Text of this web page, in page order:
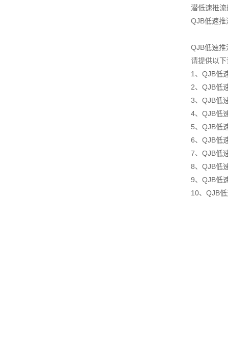
潜低速推
QJB低速
QJB低速
请提供以
1、QJB低
2、QJB低
3、QJB低
4、QJB低
5、QJB低
6、QJB低
7、QJB低
8、QJB低
9、QJB低
10、QJB